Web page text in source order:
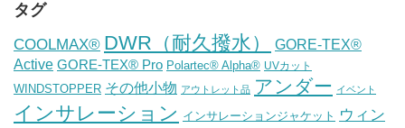
タグ
COOLMAX® DWR（耐久撥水）
GORE-TEX®
Active GORE-TEX® Pro Polartec® Alpha® UVカット
WINDSTOPPER その他小物 アウトレット品 アンダー イベント
インサレーション インサレーションジャケット ウィン